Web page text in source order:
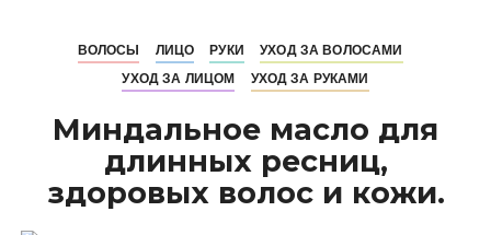
ВОЛОСЫ ЛИЦО РУКИ
УХОД ЗА ВОЛОСАМИ
УХОД ЗА ЛИЦОМ
УХОД ЗА РУКАМИ
Миндальное масло для
длинных ресниц,
здоровых волос и кожи.